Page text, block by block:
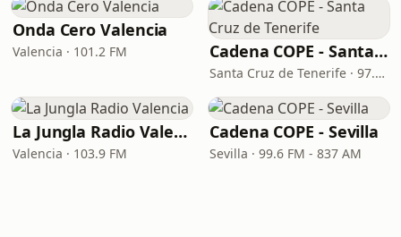
Onda Cero Valencia
Valencia · 101.2 FM Cadena COPE - Santa Cruz de Tenerife
Santa Cruz de Tenerife · 97.1 FM - 882 AM
La Jungla Radio Valencia
Valencia · 103.9 FM
Cadena COPE - Sevilla
Sevilla · 99.6 FM - 837 AM